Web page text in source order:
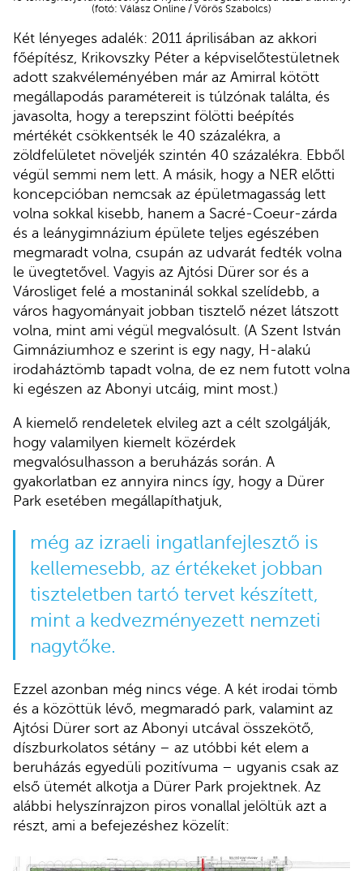
(fotó: Válasz Online / Vörös Szabolcs)
Két lényeges adalék: 2011 áprilisában az akkori
főépítész, Krikovszky Péter a képviselőtestületnek
adott szakvéleményében már az Amirral kötött
megállapodás paramétereit is túlzónak találta, és
javasolta, hogy a terepszint fölötti beépítés
mértékét csökkentsék le 40 százalékra, a
zöldfelületet növeljék szintén 40 százalékra. Ebből
végül semmi nem lett. A másik, hogy a NER előtti
koncepcióban nemcsak az épületmagasság lett
volna sokkal kisebb, hanem a Sacré-Coeur-zárda
és a leánygimnázium épülete teljes egészében
megmaradt volna, csupán az udvarát fedték volna
le üvegtetővel. Vagyis az Ajtósi Dürer sor és a
Városliget felé a mostaninál sokkal szelídebb, a
város hagyományait jobban tisztelő nézet látszott
volna, mint ami végül megvalósult. (A Szent István
Gimnáziumhoz e szerint is egy nagy, H-alakú
irodaháztömb tapadt volna, de ez nem futott volna
ki egészen az Abonyi utcáig, mint most.)
A kiemelő rendeletek elvileg azt a célt szolgálják,
hogy valamilyen kiemelt közérdek
megvalósulhasson a beruházás során. A
gyakorlatban ez annyira nincs így, hogy a Dürer
Park esetében megállapíthatjuk,
még az izraeli ingatlanfejlesztő is
kellemesebb, az értékeket jobban
tiszteletben tartó tervet készített,
mint a kedvezményezett nemzeti
nagytőke.
Ezzel azonban még nincs vége. A két irodai tömb
és a közöttük lévő, megmaradó park, valamint az
Ajtósi Dürer sort az Abonyi utcával összekötő,
díszburkolatos sétány – az utóbbi két elem a
beruházás egyedüli pozitívuma – ugyanis csak az
első ütemét alkotja a Dürer Park projektnek. Az
alábbi helyszínrajzon piros vonallal jelöltük azt a
részt, ami a befejezéshez közelít: